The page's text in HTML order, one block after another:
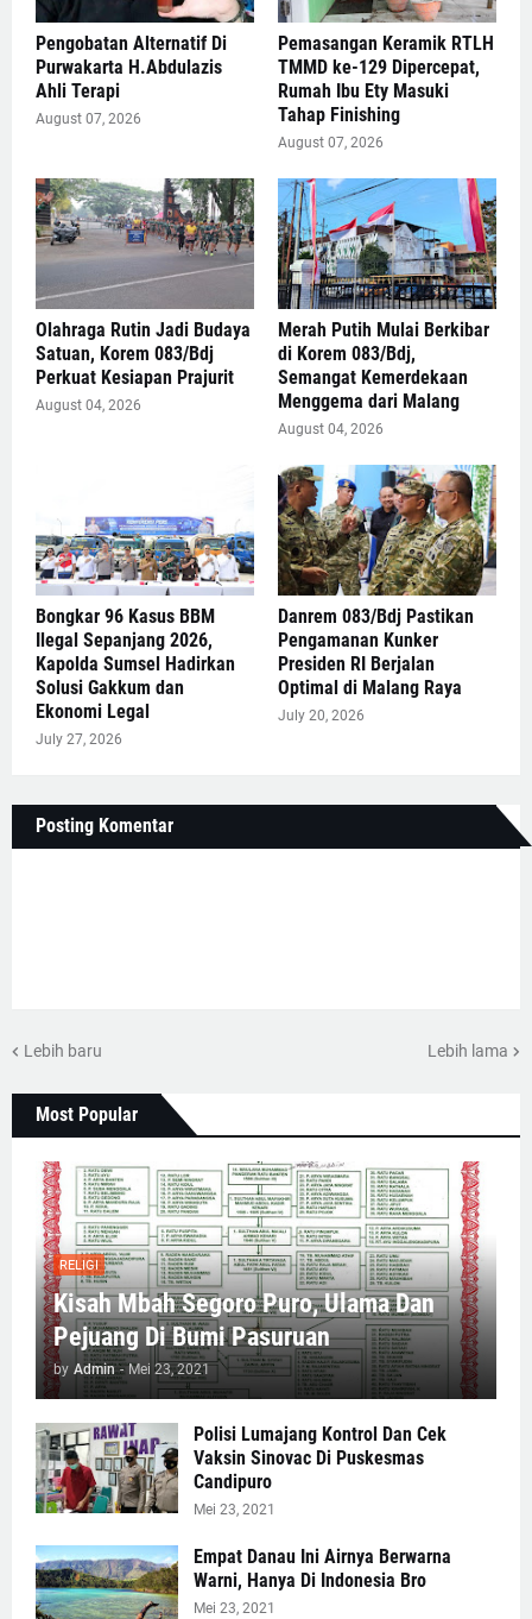
Pengobatan Alternatif Di
Purwakarta H.Abdulazis
Ahli Terapi
August 07, 2026
Pemasangan Keramik RTLH
TMMD ke-129 Dipercepat,
Rumah Ibu Ety Masuki
Tahap Finishing
August 07, 2026
Olahraga Rutin Jadi Budaya
Satuan, Korem 083/Bdj
Perkuat Kesiapan Prajurit
August 04, 2026
Merah Putih Mulai Berkibar
di Korem 083/Bdj,
Semangat Kemerdekaan
Menggema dari Malang
August 04, 2026
Bongkar 96 Kasus BBM
Ilegal Sepanjang 2026,
Kapolda Sumsel Hadirkan
Solusi Gakkum dan
Ekonomi Legal
July 27, 2026
Danrem 083/Bdj Pastikan
Pengamanan Kunker
Presiden RI Berjalan
Optimal di Malang Raya
July 20, 2026
Posting Komentar
Lebih baru Lebih lama
Most Popular
RELIGI
Kisah Mbah Segoro Puro, Ulama Dan
Pejuang Di Bumi Pasuruan
by Admin - Mei 23, 2021
Polisi Lumajang Kontrol Dan Cek
Vaksin Sinovac Di Puskesmas
Candipuro
Mei 23, 2021
Empat Danau Ini Airnya Berwarna
Warni, Hanya Di Indonesia Bro
Mei 23, 2021